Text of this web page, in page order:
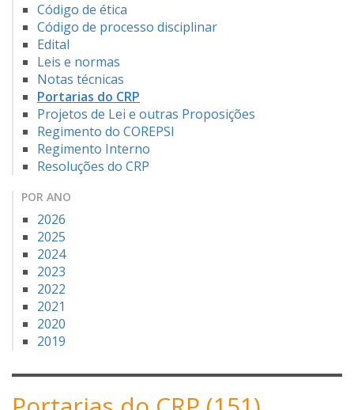
Código de ética
Código de processo disciplinar
Edital
Leis e normas
Notas técnicas
Portarias do CRP
Projetos de Lei e outras Proposições
Regimento do COREPSI
Regimento Interno
Resoluções do CRP
POR ANO
2026
2025
2024
2023
2022
2021
2020
2019